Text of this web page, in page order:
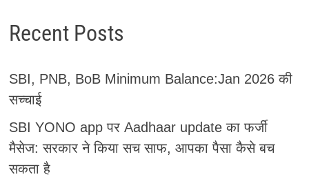
Recent Posts
SBI, PNB, BoB Minimum Balance:Jan 2026 की
सच्चाई
SBI YONO app पर Aadhaar update का फर्जी
मैसेज: सरकार ने किया सच साफ, आपका पैसा कैसे बच
सकता है